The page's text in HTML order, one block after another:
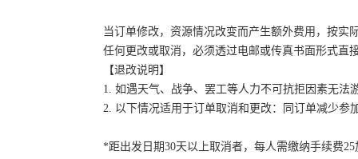
当订单修改，资源情况改变而产生额外费用，按实
任何更改或取消，必须透过电邮或传真书面形式直
【退改说明】
1. 如遇天气、战争、罢工等人力不可抗拒因素无
2. 以下情况适用于订单取消和更改：同订单减少
*距出发日期30天以上取消者，每人需缴纳手续费